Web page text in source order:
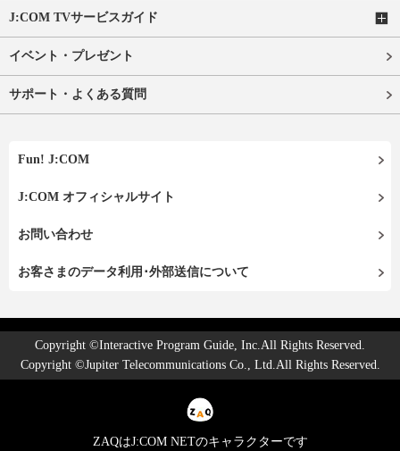
J:COM TVサービスガイド
イベント・プレゼント
サポート・よくある質問
Fun! J:COM
J:COM オフィシャルサイト
お問い合わせ
お客さまのデータ利用･外部送信について
Copyright ©Interactive Program Guide, Inc.All Rights Reserved.
Copyright ©Jupiter Telecommunications Co., Ltd.All Rights Reserved.
ZAQはJ:COM NETのキャラクターです